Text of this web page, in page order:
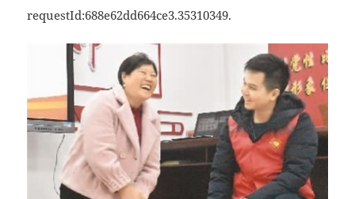
requestId:688e62dd664ce3.35310349.